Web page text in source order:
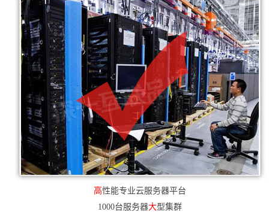
高性能专业云服务器平台
1000台服务器大型集群